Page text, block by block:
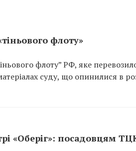
флоту»
флоту” РФ, яке
суду, що опинилися в
«Оберіг»: посадовцям